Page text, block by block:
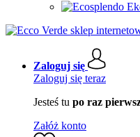
Zaloguj się
Zaloguj się teraz
Jesteś tu po raz
Załóż konto